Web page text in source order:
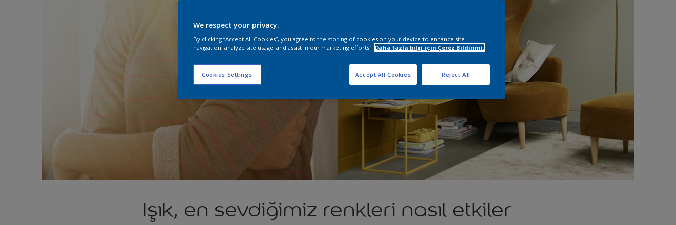
Işık, en sevdiğimiz renkleri nasıl etkiler
We respect your privacy.
By clicking “Accept All Cookies”, you agree to the storing of cookies on your device to enhance site
navigation, analyze site usage, and assist in our marketing efforts.
Daha fazla bilgi için Çerez Bildirimi.
Cookies Settings Reject All
Accept All Cookies